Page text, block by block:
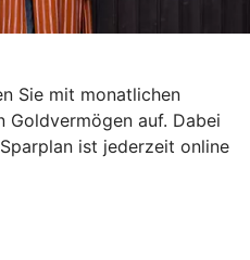
Sie mit monatlichen
Goldvermögen auf. Dabei
ist jederzeit online